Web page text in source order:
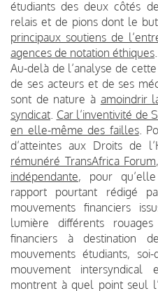
étudiants des deux côtés
relais et de pions dont le
principaux soutiens de
agences de notation éthiques
Au-delà de l’analyse de
de ses acteurs et de ses
sont de nature à amoindrir
syndicat Car l’inventivité de
en elle-même des failles.
d’atteintes aux Droits de
rémunéré TransAfrica
indépendante, pour
rapport pourtant rédigé
mouvements financiers
lumière différents
financiers à destination
mouvements étudiants,
mouvement intersyndical
montrent à quel point seul